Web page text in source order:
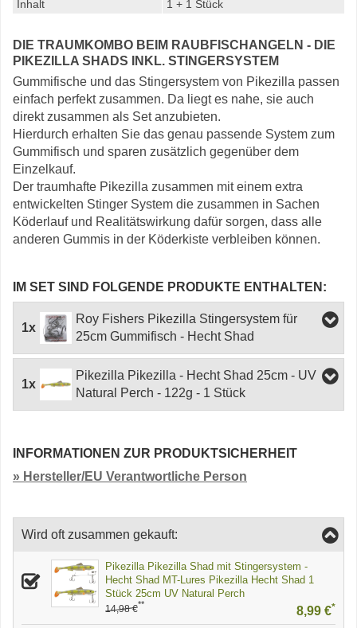
Inhalt 1 + 1 Stück
DIE TRAUMKOMBO BEIM RAUBFISCHANGELN - DIE
PIKEZILLA SHADS INKL. STINGERSYSTEM
Gummifische und das Stingersystem von Pikezilla passen
einfach perfekt zusammen. Da liegt es nahe, sie auch
direkt zusammen als Set anzubieten.
Hierdurch erhalten Sie das genau passende System zum
Gummifisch und sparen zusätzlich gegenüber dem
Einzelkauf.
Der traumhafte Pikezilla zusammen mit einem extra
entwickelten Stinger System die zusammen in Sachen
Köderlauf und Realitätswirkung dafür sorgen, dass alle
anderen Gummis in der Köderkiste verbleiben können.
IM SET SIND FOLGENDE PRODUKTE ENTHALTEN:
1x
Roy Fishers Pikezilla Stingersystem für
25cm Gummifisch - Hecht Shad
1x
Pikezilla Pikezilla - Hecht Shad 25cm - UV
Natural Perch - 122g - 1 Stück
INFORMATIONEN ZUR PRODUKTSICHERHEIT
» Hersteller/EU Verantwortliche Person
Wird oft zusammen gekauft:
Pikezilla Pikezilla Shad mit Stingersystem -
Hecht Shad MT-Lures Pikezilla Hecht Shad 1
Stück 25cm UV Natural Perch
14,98 €** 8,99 €*